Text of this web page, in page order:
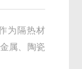
为隔热材
属、陶瓷